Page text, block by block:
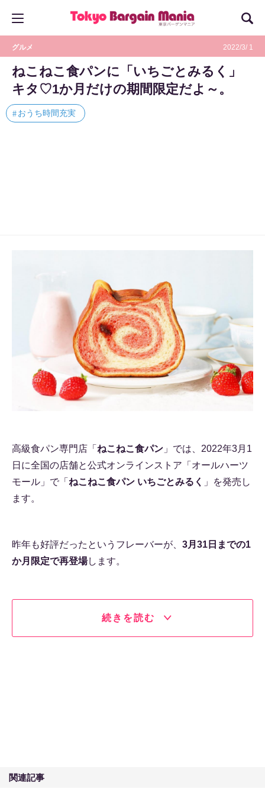
グルメ 2022/3/ 1
ねこねこ食パンに「いちごとみるく」
キタ♡1か月だけの期間限定だよ～。
おうち時間充実
高級食パン専門店「 ねこねこ食パン 」では、2022年3月1
日に全国の店舗と公式オンラインストア「オールハーツ
モール」で「 ねこねこ食パン いちごとみるく 」を発売し
ます。
昨年も好評だったというフレーバーが、 3月31日までの1
か月限定で再登場します。
続きを読む
関連記事